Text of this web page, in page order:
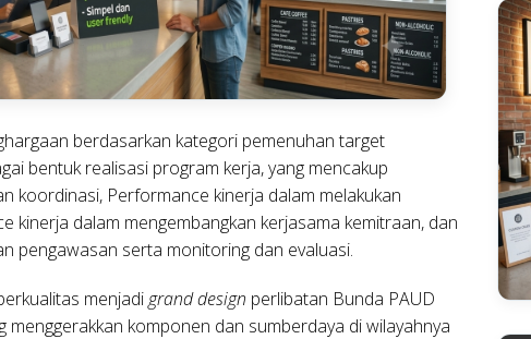
berdasarkan kategori pemenuhan target
bentuk realisasi program kerja, yang mencakup
koordinasi, Performance kinerja dalam melakukan
kinerja dalam mengembangkan kerjasama kemitraan, dan
pengawasan serta monitoring dan evaluasi.
menjadigrand design perlibatan Bunda PAUD
menggerakkan komponen dan sumberdaya di wilayahnya